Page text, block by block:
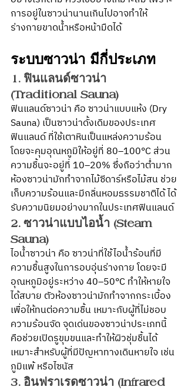
การอยู่ในซาวน่านานเกินไปอาจทำให้
ร่างกายขาดน้ำหรือหน้ามืดได้
ระบบซาวน่า มีกี่ประเภท
1. ฟินแลนด์ซาวน่า
(Traditional Sauna)
ฟินแลนด์ซาวน่า คือ ซาวน่าแบบแห้ง (Dry
Sauna) เป็นซาวน่าดั้งเดิมของประเทศ
ฟินแลนด์ ที่ใช้เตาหินเป็นแหล่งความร้อน
โดยจะคุมอุณหภูมิให้อยู่ที่ 80–100°C ส่วน
ความชื้นจะอยู่ที่ 10–20% ซึ่งถือว่าต่ำมาก
ห้องซาวน่ามักทำจากไม้ซีดาร์หรือไม้สน ช่วย
เก็บความร้อนและมีกลิ่นหอมธรรมชาติได้ ได้
รับความนิยมอย่างมากในประเทศฟินแลนด์
2. ซาวน่าแบบไอน้ำ (Steam
Sauna)
ไอน้ำซาวน่า คือ ซาวน่าที่ใช้ไอน้ำร้อนที่มี
ความชื้นสูงในการอบอุ่นร่างกาย โดยจะมี
อุณหภูมิอยู่ระหว่าง 40–50°C ทำให้หายใจ
ได้สบาย ตัวห้องซาวน่ามักทำจากกระเบื้อง
เพื่อให้ทนต่อความชื้น เหมาะกับผู้ที่ไม่ชอบ
ความร้อนจัด จุดเด่นของซาวน่าประเภทนี้
คือช่วยเปิดรูขุมขนและทำให้ผิวชุ่มชื้นได้
เหมาะสำหรับผู้ที่มีปัญหาทางเดินหายใจ เช่น
ภูมิแพ้ หรือไซนัส
3. อินฟราเรดซาวน่า (Infrared